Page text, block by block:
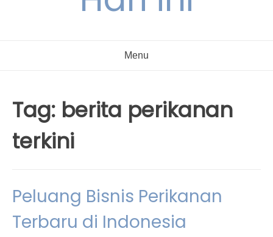
Menu
Tag: berita perikanan
terkini
Peluang Bisnis Perikanan
Terbaru di Indonesia